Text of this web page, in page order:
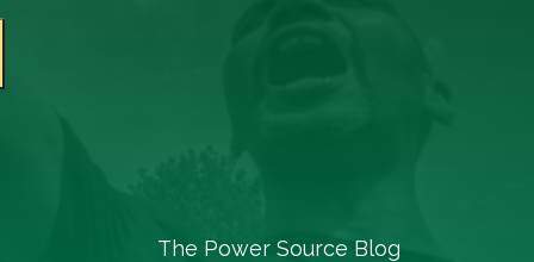
The Power Source Blog